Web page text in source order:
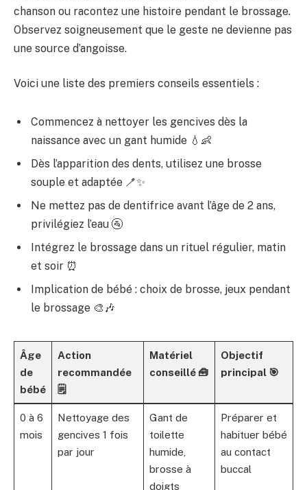
chanson ou racontez une histoire pendant le brossage.
Observez soigneusement que le geste ne devienne pas
une source d’angoisse.
Voici une liste des premiers conseils essentiels :
Commencez à nettoyer les gencives dès la
naissance avec un gant humide 💧👶
Dès l’apparition des dents, utilisez une brosse
souple et adaptée 🪥✨
Ne mettez pas de dentifrice avant l’âge de 2 ans,
privilégiez l’eau 🚰
Intégrez le brossage dans un rituel régulier, matin
et soir ⏰
Implication de bébé : choix de brosse, jeux pendant
le brossage 🎨🎶
Âge
de
bébé
Action
recommandée
🗒️
Matériel
conseillé 🧰
Objectif
principal 🎯
0 à 6
mois
Nettoyage des
gencives 1 fois
par jour
Gant de
toilette
humide,
brosse à
doigts
Préparer et
habituer bébé
au contact
buccal